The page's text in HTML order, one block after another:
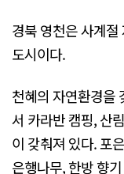
경북 영천은 사계
도시이다.
천혜의 자연환경을
서 카라반 캠핑, 산
이 갖춰져 있다. 포
은행나무, 한방 향